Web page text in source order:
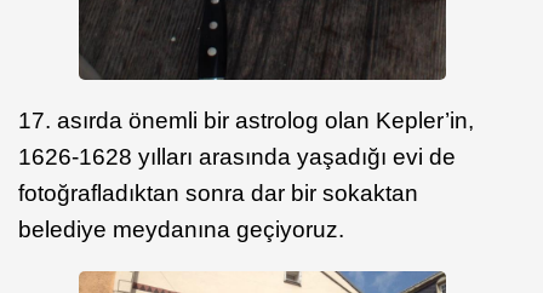
17. asırda önemli bir astrolog olan Kepler’in,
1626-1628 yılları arasında yaşadığı evi de
fotoğrafladıktan sonra dar bir sokaktan
belediye meydanına geçiyoruz.